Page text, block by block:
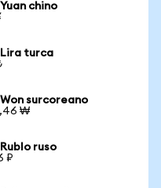
chino
Lira turca
surcoreano
₩
ruso
₽